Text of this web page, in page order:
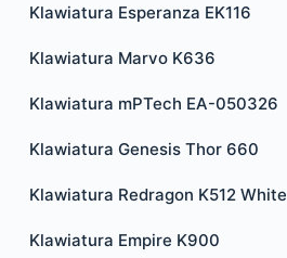
Klawiatura Esperanza EK116
Klawiatura Marvo K636
Klawiatura mPTech EA-050326
Klawiatura Genesis Thor 660
Klawiatura Redragon K512 White
Klawiatura Empire K900